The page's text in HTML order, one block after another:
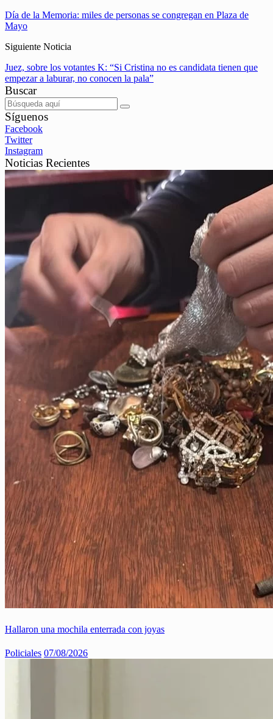
Día de la Memoria: miles de personas se congregan en Plaza de
Mayo
Siguiente Noticia
Juez, sobre los votantes K: “Si Cristina no es candidata tienen que
empezar a laburar, no conocen la pala”
Buscar
Síguenos
Facebook
Twitter
Instagram
Noticias Recientes
Hallaron una mochila enterrada con joyas
Policiales 07/08/2026